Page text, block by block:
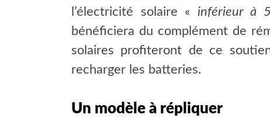
l’électricité solaire « inférieur à
bénéficiera du complément de
solaires profiteront de ce
recharger les batteries.
Un modèle à répliquer